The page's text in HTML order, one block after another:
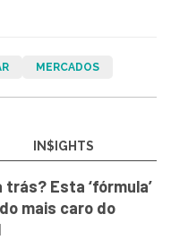
MERCADOS
IN$IGHTS
Esta ‘fórmula’
mais caro do